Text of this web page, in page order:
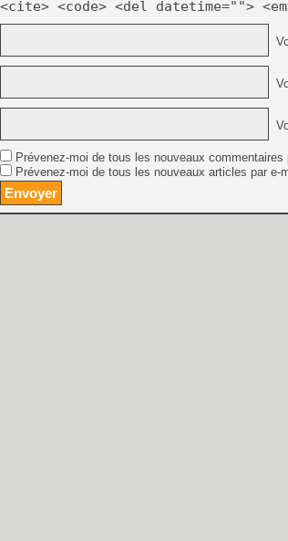
<cite> <code> <del datetime="">
Prévenez-moi de tous les nouveaux commentaires
Prévenez-moi de tous les nouveaux articles par e-